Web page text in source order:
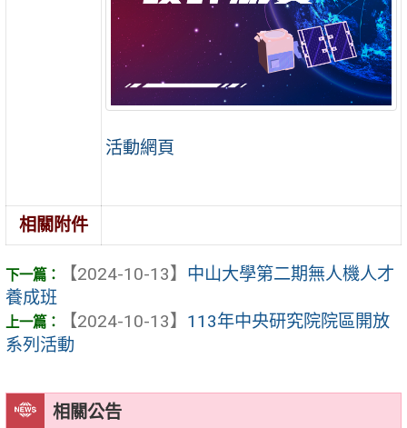
相關公告
活動網頁
相關附件
【2024-10-13】 中山大學第二期無人機人才
養成班
【2024-10-13】 113年中央研究院院區開放
系列活動